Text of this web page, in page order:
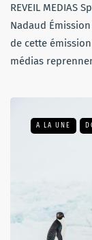
REVEIL MEDIAS
Nadaud
de cette émission
médias
A LA UNE